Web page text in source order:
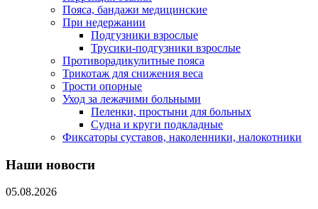
Пояса, бандажи медицинские
При недержании
Подгузники взрослые
Трусики-подгузники взрослые
Противорадикулитные пояса
Трикотаж для снижения веса
Трости опорные
Уход за лежачими больными
Пеленки, простыни для больных
Судна и круги подкладные
Фиксаторы суставов, наколенники, налокотники
Наши новости
05.08.2026